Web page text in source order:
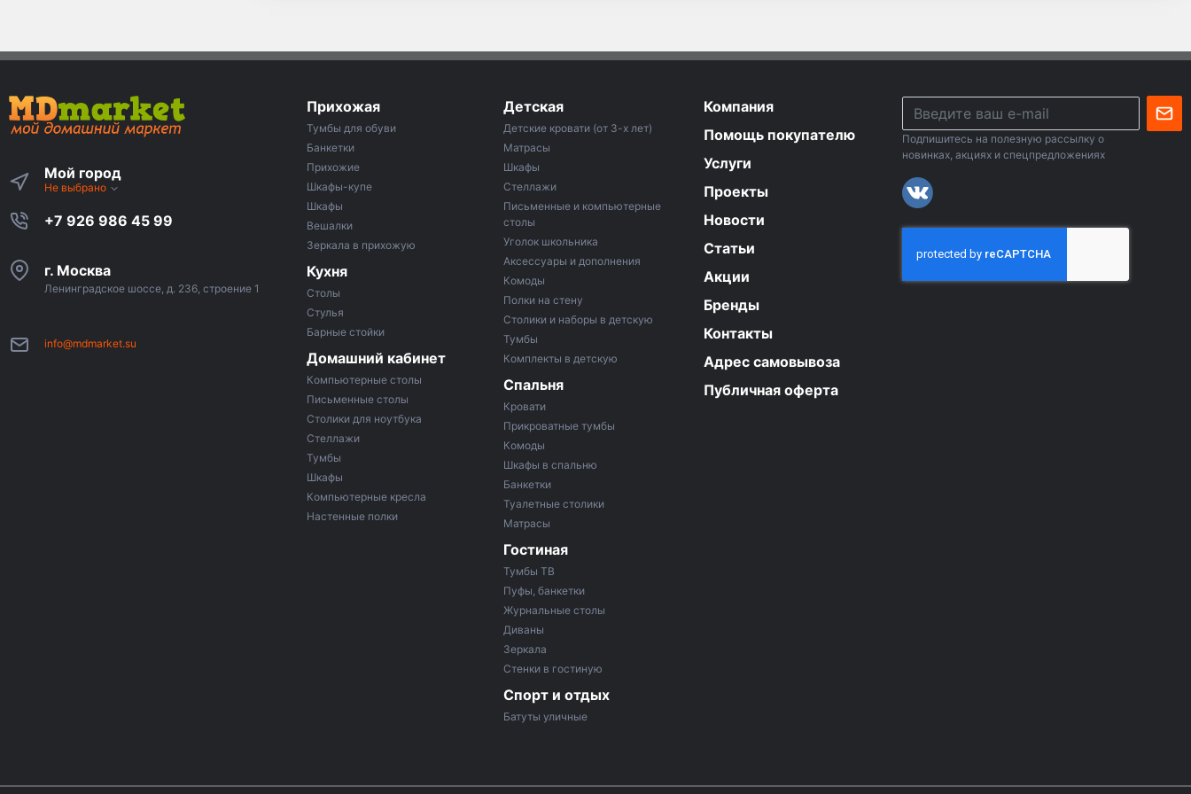
Мой город
Не выбрано
+7 926 986 45 99
г. Москва
Ленинградское шоссе, д. 236, строение 1
info@mdmarket.su
Прихожая
Тумбы для обуви
Банкетки
Прихожие
Шкафы-купе
Шкафы
Вешалки
Зеркала в прихожую
Кухня
Столы
Стулья
Барные стойки
Домашний кабинет
Компьютерные столы
Письменные столы
Столики для ноутбука
Стеллажи
Тумбы
Шкафы
Компьютерные кресла
Настенные полки
Детская
Детские кровати (от 3-х лет)
Матрасы
Шкафы
Стеллажи
Письменные и компьютерные
столы
Уголок школьника
Аксессуары и дополнения
Комоды
Полки на стену
Столики и наборы в детскую
Тумбы
Комплекты в детскую
Спальня
Кровати
Прикроватные тумбы
Комоды
Шкафы в спальню
Банкетки
Туалетные столики
Матрасы
Гостиная
Тумбы ТВ
Пуфы, банкетки
Журнальные столы
Диваны
Зеркала
Стенки в гостиную
Спорт и отдых
Батуты уличные
Компания
Помощь покупателю
Услуги
Проекты
Новости
Статьи
Акции
Бренды
Контакты
Адрес самовывоза
Публичная оферта
Подпишитесь на полезную рассылку о
новинках, акциях и спецпредложениях